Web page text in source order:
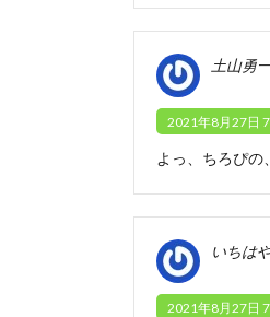
土山勇
2021年8月27日
よっ、ちろぴ
いちは
2021年8月27日